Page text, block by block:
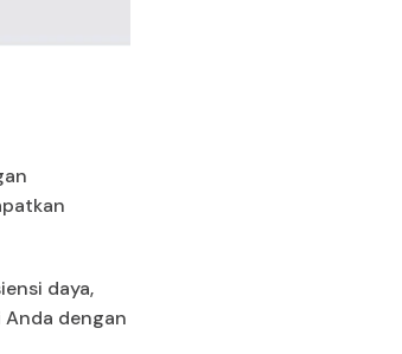
daya,
Anda dengan